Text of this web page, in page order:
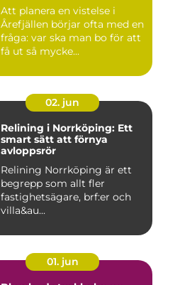
Att planera en vistelse i
Årefjällen börjar ofta med en
fråga: var ska man bo för att
få ut så mycke...
02. jun
Relining i Norrköping: Ett
smart sätt att förnya
avloppsrör
Relining Norrköping är ett
begrepp som allt fler
fastighetsägare, brf:er och
villa&au...
01. jun